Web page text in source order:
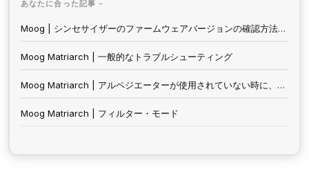
あなたに合った記事 -
Moog | シンセサイザーのファームウェアバージョンの確認方法について
Moog Matriarch | 一般的なトラブルシューティング
Moog Matriarch | アルペジエーターが使用されていない時に、Matriarchからクロック信号を送るには？
Moog Matriarch | フィルター・モード